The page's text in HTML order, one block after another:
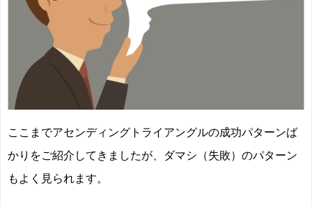
ここまでアセンディングトライアングルの成功パターンば
かりをご紹介してきましたが、ダマシ（失敗）のパターン
もよく見られます。